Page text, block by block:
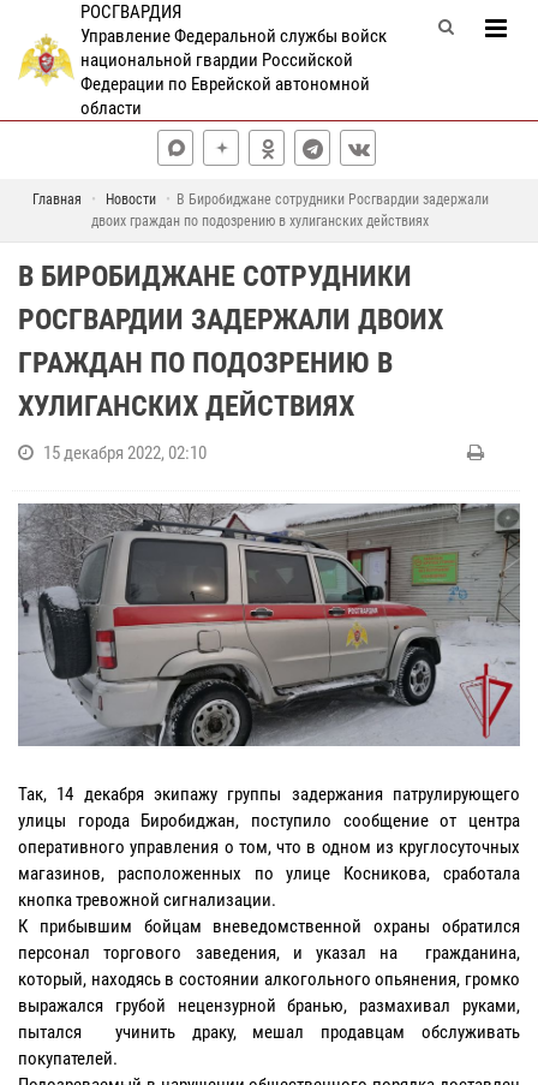
РОСГВАРДИЯ
Управление Федеральной службы войск
национальной гвардии Российской
Федерации по Еврейской автономной
области
Главная Новости
В Биробиджане сотрудники Росгвардии задержали
двоих граждан по подозрению в хулиганских действиях
В БИРОБИДЖАНЕ СОТРУДНИКИ
РОСГВАРДИИ ЗАДЕРЖАЛИ ДВОИХ
ГРАЖДАН ПО ПОДОЗРЕНИЮ В
ХУЛИГАНСКИХ ДЕЙСТВИЯХ
15 декабря 2022, 02:10
Так, 14 декабря экипажу группы задержания патрулирующего
улицы города Биробиджан, поступило сообщение от центра
оперативного управления о том, что в одном из круглосуточных
магазинов, расположенных по улице Косникова, сработала
кнопка тревожной сигнализации.
К прибывшим бойцам вневедомственной охраны обратился
персонал торгового заведения, и указал на гражданина,
который, находясь в состоянии алкогольного опьянения, громко
выражался грубой нецензурной бранью, размахивал руками,
пытался учинить драку, мешал продавцам обслуживать
покупателей.